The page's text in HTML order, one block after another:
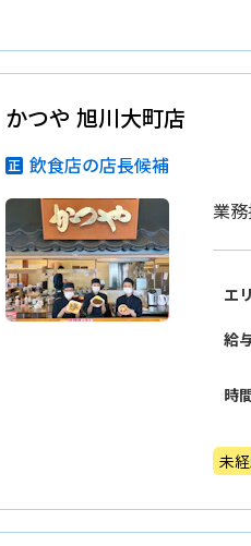
かつや 旭川大町店
飲食店の店長候補
業
エ
給
時
未